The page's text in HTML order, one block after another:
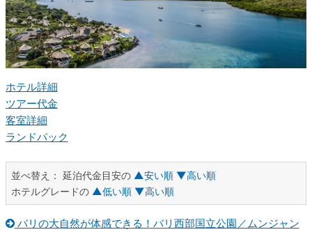
ホテル詳細
ツアー代金
客室詳細
ランドパック
並べ替え： 延泊代金目安の ▲安い順 ▼高い順
ホテルグレードの ▲低い順 ▼高い順
バリの大自然が体感できる！バリ西部国立公園／ムンジャン